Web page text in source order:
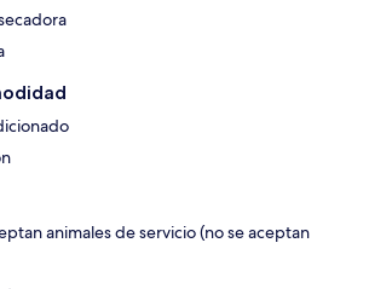
animales de servicio (no se aceptan